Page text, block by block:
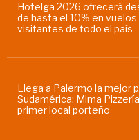
Hotelga 2026 ofrecerá
de hasta el 10% en vuelos
visitantes de todo el país
Llega a Palermo la mejor
Sudamérica: Mima
primer local porteño